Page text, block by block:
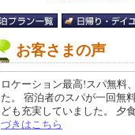
お客さまの声
ロケーション最高!スパ無料
た。 宿泊者のスパが一回無
ども充実していました。
づきはこちら